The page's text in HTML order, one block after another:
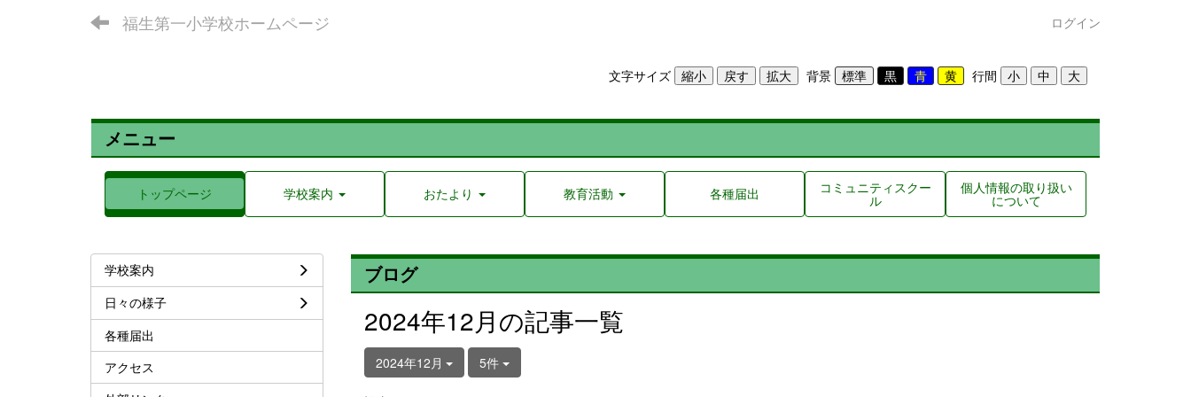
福生第一小学校ホームページ ログイン
文字サイズ 背景 行間
メニュー
トップページ 学校案内 おたより 教育活動 各種届出 コミュニティスクー
ル
個人情報の取り扱い
について
ブログ
2024年12月の記事一覧
2024年12月 5件
学校案内
日々の様子
各種届出
アクセス